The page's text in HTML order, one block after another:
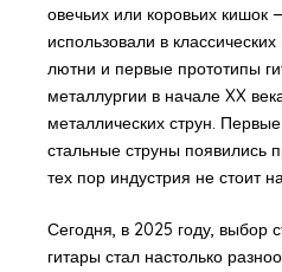
овечьих или коровьих кишок
использовали в
лютни и первые прототипы
металлургии в начале XX
металлических струн.
стальные струны появились
тех пор индустрия не стоит
Сегодня, в 2025 году, выбор
гитары стал настолько